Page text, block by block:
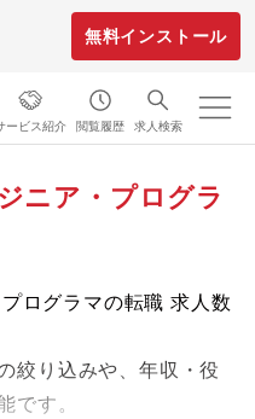
無料インストール
ービス紹介 閲覧履歴 求人検索
ニア・プログラ
ログラマの転職 求人数
絞り込みや、年収・役
です。